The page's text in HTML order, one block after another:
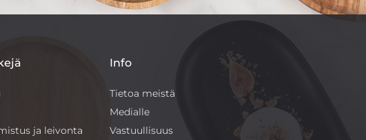
ja leivonta
Info
Tietoa meistä
Medialle
Vastuullisuus